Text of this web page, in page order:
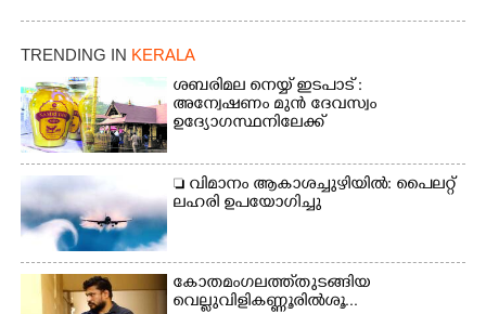
TRENDING IN KERALA
ശബരിമല നെയ്യ് ഇടപാട് :
അന്വേഷണം മുൻ ദേവസ്വം
ഉദ്യോഗസ്ഥനിലേക്ക്
 വിമാനം ആകാശച്ചുഴിയിൽ: പൈലറ്റ്
ലഹരി ഉപയോഗിച്ചു
കോതമംഗലത്ത് തുടങ്ങിയ
വെല്ലുവിളി കണ്ണൂരിൽ ശൂ...